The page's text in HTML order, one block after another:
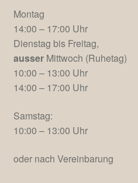
Montag
14:00 – 17:00 Uhr
Dienstag bis Freitag,
ausserMittwoch (Ruhetag)
10:00 – 13:00 Uhr
14:00 – 17:00 Uhr
Samstag:
10:00 – 13:00 Uhr
oder nach Vereinbarung